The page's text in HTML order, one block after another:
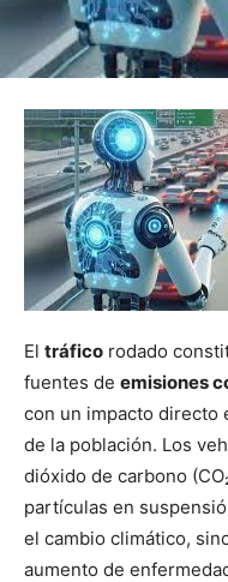
El tráfico rodado
fuentes de emisiones
con un impacto directo
de la población. Los
dióxido de carbono
partículas en
el cambio climático,
aumento de